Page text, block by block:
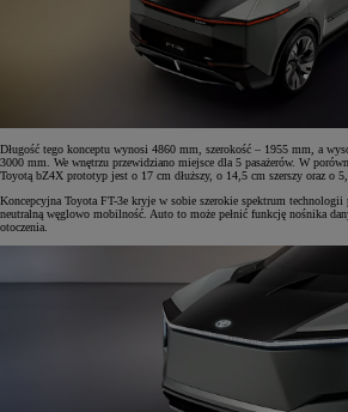
Długość tego konceptu wynosi 4860 mm, szerokość – 1955 mm, a
3000 mm. We wnętrzu przewidziano miejsce dla 5 pasażerów. W
Toyotą bZ4X prototyp jest o 17 cm dłuższy, o 14,5 cm szerszy oraz o
Koncepcyjna Toyota FT-3e kryje w sobie szerokie spektrum technologii
neutralną węglowo mobilność. Auto to może pełnić funkcję nośnika
otoczenia.